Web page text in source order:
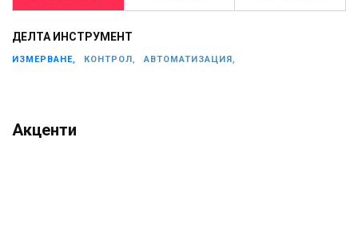
ДЕЛТА ИНСТРУМЕНТ
ИЗМЕРВАНЕ, КОНТРОЛ, АВТОМАТИЗАЦИЯ,
Акценти